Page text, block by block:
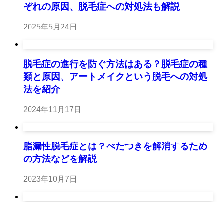
ぞれの原因、脱毛症への対処法も解説
2025年5月24日
脱毛症の進行を防ぐ方法はある？脱毛症の種
類と原因、アートメイクという脱毛への対処
法を紹介
2024年11月17日
脂漏性脱毛症とは？べたつきを解消するため
の方法などを解説
2023年10月7日